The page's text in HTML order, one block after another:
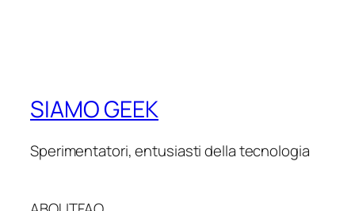
SIAMO GEEK
Sperimentatori, entusiasti della tecnologia